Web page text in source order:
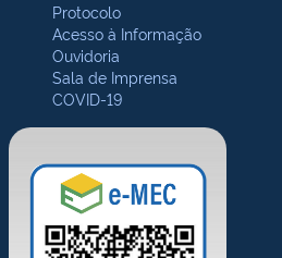
Protocolo
Acesso à Informação
Ouvidoria
Sala de Imprensa
COVID-19